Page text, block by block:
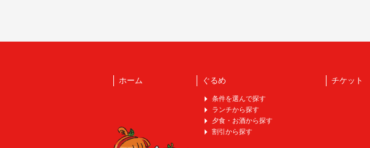
ホーム ぐるめ
条件を選んで探す
ランチから探す
夕食・お酒から探す
割引から探す
チケット